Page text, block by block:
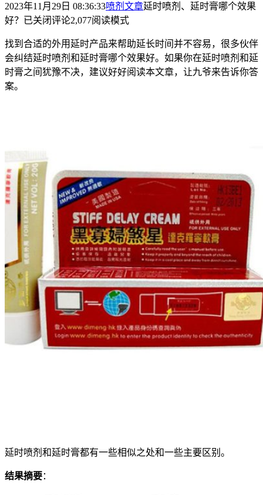
2023年11月29日 08:36:33喷剂文章延时喷剂、延时膏哪个效果
好？ 已关闭评论2,077阅读模式
找到合适的外用延时产品来帮助延长时间并不容易，很多伙伴
会纠结延时喷剂和延时膏哪个效果好。如果你在延时喷剂和延
时膏之间犹豫不决，建议好好阅读本文章，让九爷来告诉你答
案。
延时喷剂和延时膏都有一些相似之处和一些主要区别。
结果摘要：